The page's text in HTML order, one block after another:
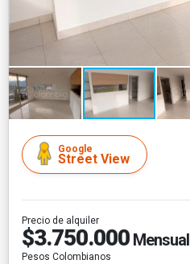
Google
Street View
Precio de alquiler
$3.750.000 Mensual
Pesos Colombianos